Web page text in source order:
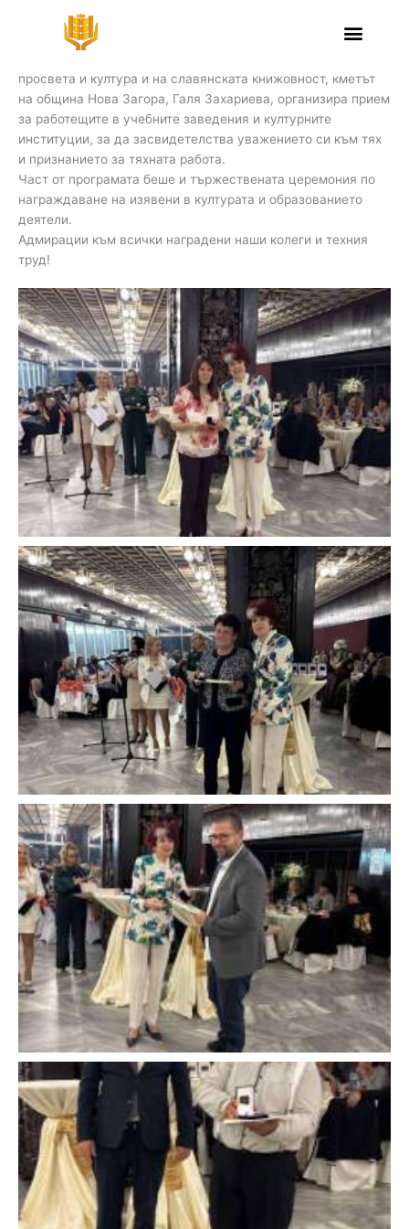
Признание за труда
просвета и култура и на славянската книжовност, кметът
на община Нова Загора, Галя Захариева, организира прием
за работещите в учебните заведения и културните
институции, за да засвидетелства уважението си към тях
и признанието за тяхната работа.
Част от програмата беше и тържествената церемония по
награждаване на изявени в културата и образованието
деятели.
Адмирации към всички наградени наши колеги и техния
труд!